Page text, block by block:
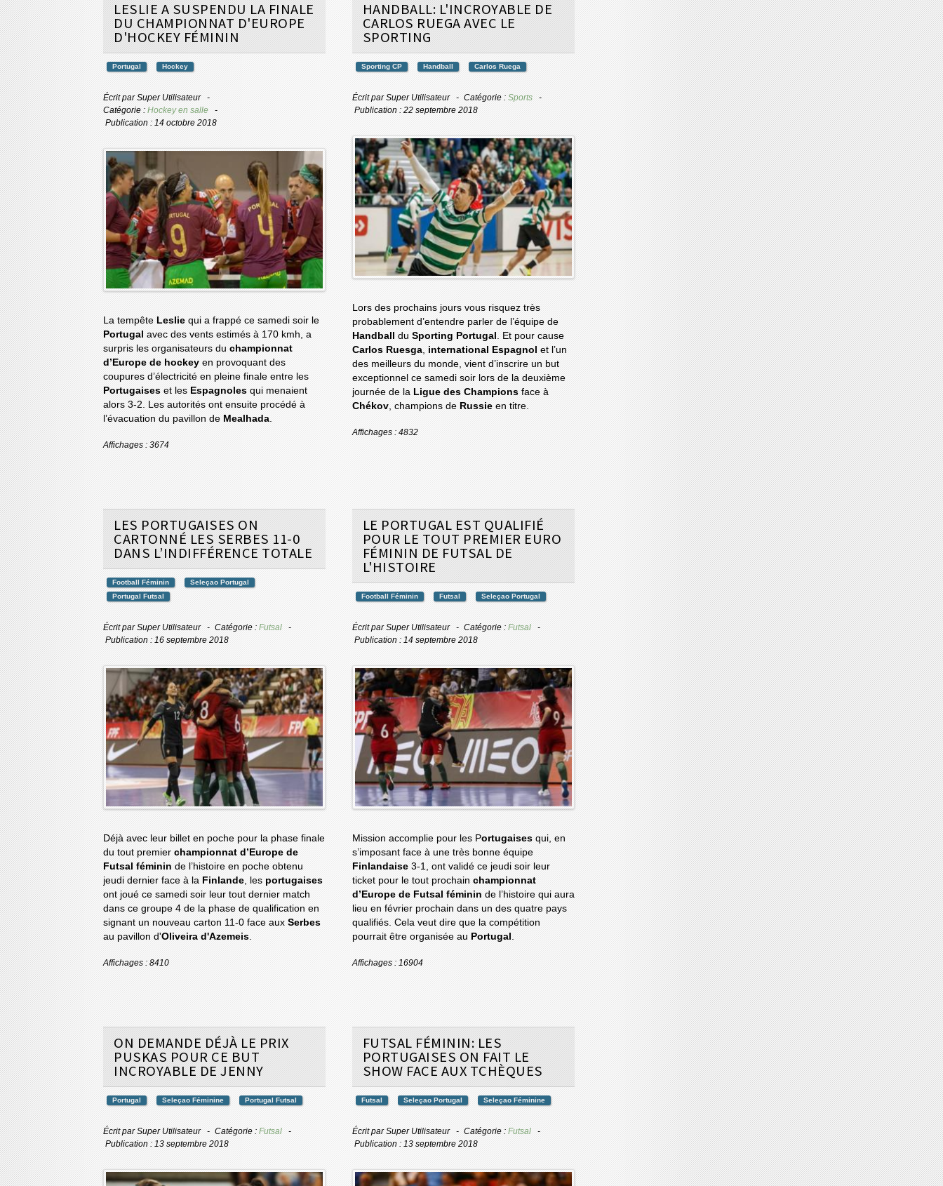
LESLIE A SUSPENDU LA FINALE
DU CHAMPIONNAT D'EUROPE
D'HOCKEY FÉMININ
Portugal Hockey
Écrit parSuper Utilisateur
Catégorie : Hockey en salle
Publication : 14 octobre 2018
La tempête Leslie qui a frappé ce samedi soir le
Portugal avec des vents estimés à 170 kmh, a
surpris les organisateurs du championnat
d’Europe de hockey en provoquant des
coupures d’électricité en pleine finale entre les
Portugaises et les Espagnoles qui menaient
alors 3-2. Les autorités ont ensuite procédé à
l’évacuation du pavillon de Mealhada.
Affichages : 3674
HANDBALL: L'INCROYABLE DE
CARLOS RUEGA AVEC LE
SPORTING
Sporting CP Handball Carlos Ruega
Écrit parSuper Utilisateur Catégorie : Sports
Publication : 22 septembre 2018
Lors des prochains jours vous risquez très
probablement d’entendre parler de l’équipe de
Handball
du Sporting Portugal . Et pour cause
Carlos Ruesga, international Espagnol et l’un
des meilleurs du monde, vient d’inscrire un but
exceptionnel ce samedi soir lors de la deuxième
journée de la Ligue des Championsface à
Chékov, champions de Russie en titre.
Affichages : 4832
LES PORTUGAISES ON
CARTONNÉ LES SERBES 11-0
DANS L’INDIFFÉRENCE TOTALE
Football Féminin
Seleçao Portugal
Portugal Futsal
Écrit parSuper Utilisateur Catégorie : Futsal
Publication : 16 septembre 2018
Déjà avec leur billet en poche pour la phase finale
du tout premier championnat d’Europe de
Futsal féminin de l’histoire en poche obtenu
jeudi dernier face à la Finlande , les portugaises
ont joué ce samedi soir leur tout dernier match
dans ce groupe 4 de la phase de qualification en
signant un nouveau carton 11-0 face aux Serbes
au pavillon d'Oliveira d'Azemeis
Affichages : 8410
LE PORTUGAL EST QUALIFIÉ
POUR LE TOUT PREMIER EURO
FÉMININ DE FUTSAL DE
L'HISTOIRE
Football Féminin Futsal Seleçao Portugal
Écrit parSuper Utilisateur Catégorie : Futsal
Publication : 14 septembre 2018
Mission accomplie pour les Portugaises qui, en
s’imposant face à une très bonne équipe
Finlandaise 3-1, ont validé ce jeudi soir leur
ticket pour le tout prochain championnat
d’Europe de Futsal féminin de l’histoire qui aura
lieu en février prochain dans un des quatre pays
qualifiés. Cela veut dire que la compétition
pourrait être organisée au Portugal
Affichages : 16904
ON DEMANDE DÉJÀ LE PRIX
PUSKAS POUR CE BUT
INCROYABLE DE JENNY
Portugal Seleçao Féminine Portugal Futsal
Écrit parSuper Utilisateur Catégorie : Futsal
Publication : 13 septembre 2018
FUTSAL FÉMININ: LES
PORTUGAISES ON FAIT LE
SHOW FACE AUX TCHÈQUES
Futsal Seleçao Portugal Seleçao Féminine
Écrit parSuper Utilisateur Catégorie : Futsal
Publication : 13 septembre 2018